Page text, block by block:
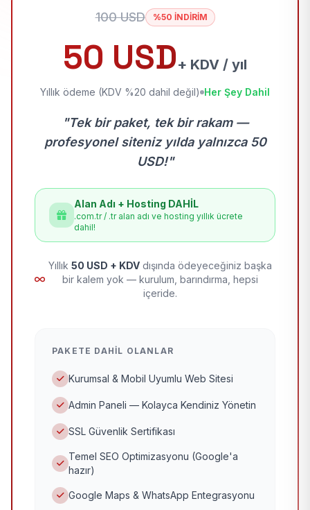
100 USD %50 İNDİRİM
50 USD+ KDV / yıl
Yıllık ödeme (KDV %20 dahil değil) Her Şey Dahil
"Tek bir paket, tek bir rakam —
profesyonel siteniz yılda yalnızca 50
USD!"
Alan Adı + Hosting DAHİL
.com.tr / .tr alan adı ve hosting yıllık ücrete
dahil!
Yıllık 50 USD + KDV dışında ödeyeceğiniz başka
bir kalem yok — kurulum, barındırma, hepsi
içeride.
PAKETE DAHIL OLANLAR
Kurumsal & Mobil Uyumlu Web Sitesi
Admin Paneli — Kolayca Kendiniz Yönetin
SSL Güvenlik Sertifikası
Temel SEO Optimizasyonu (Google'a
hazır)
Google Maps & WhatsApp Entegrasyonu